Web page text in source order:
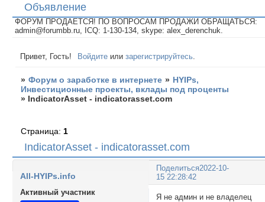
Объявление
ФОРУМ ПРОДАЕТСЯ! ПО ВОПРОСАМ ПРОДАЖИ ОБРАЩАТЬСЯ:
admin@forumbb.ru, ICQ: 1-130-134, skype: alex_derenchuk.
Привет, Гость! Войдите илизарегистрируйтесь
» Форум о заработке в интернете » HYIPs,
Инвестиционные проекты, вклады под проценты
» IndicatorAsset - indicatorasset.com
IndicatorAsset - indicatorasset.com
Страница: 1
Поделиться2022-10-
15 22:28:42
All-HYIPs.info
Активный участник
Я не админ и не владелец